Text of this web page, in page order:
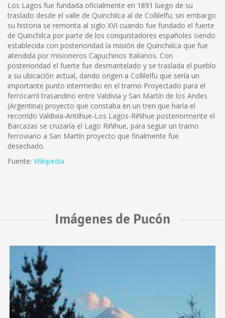
Los Lagos fue fundada oficialmente en 1891 luego de su
traslado desde el valle de Quinchilca al de Collilelfu; sin embargo
su historia se remonta al siglo XVI cuando fue fundado el fuerte
de Quinchilca por parte de los conquistadores españoles siendo
establecida con posterioridad la misión de Quinchiilca que fue
atendida por misioneros Capuchinos Italianos. Con
posterioridad el fuerte fue desmantelado y se traslada el pueblo
a su ubicación actual, dando origen a Collilelfu que sería un
importante punto intermedio en el tramo Proyectado para el
ferrocarril trasandino entre Valdivia y San Martín de los Andes
(Argentina) proyecto que constaba en un tren que haría el
recorrido Valdivia-Antilhue-Los Lagos-Riñihue posteriormente el
Barcazas se cruzaría el Lago Riñihue, para seguir un tramo
ferroviario a San Martín proyecto que finalmente fue
desechado.
Fuente: Wikipedia
Imágenes de Pucón